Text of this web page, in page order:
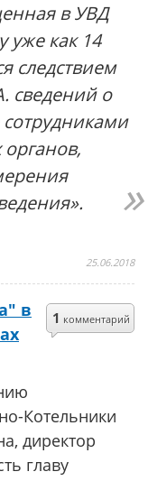
в УВД
уже как 14
следствием
сведений о
25.06.2018
1 комментарий
в
Котельники
директор
главу